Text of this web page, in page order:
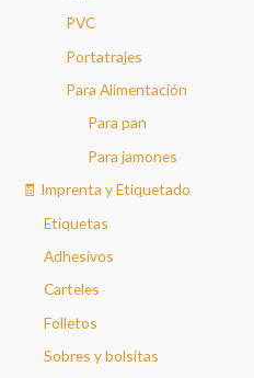
PVC
Portatrajes
Para Alimentación
Para pan
Para jamones
🧾 Imprenta y Etiquetado
Etiquetas
Adhesivos
Carteles
Folletos
Sobres y bolsitas